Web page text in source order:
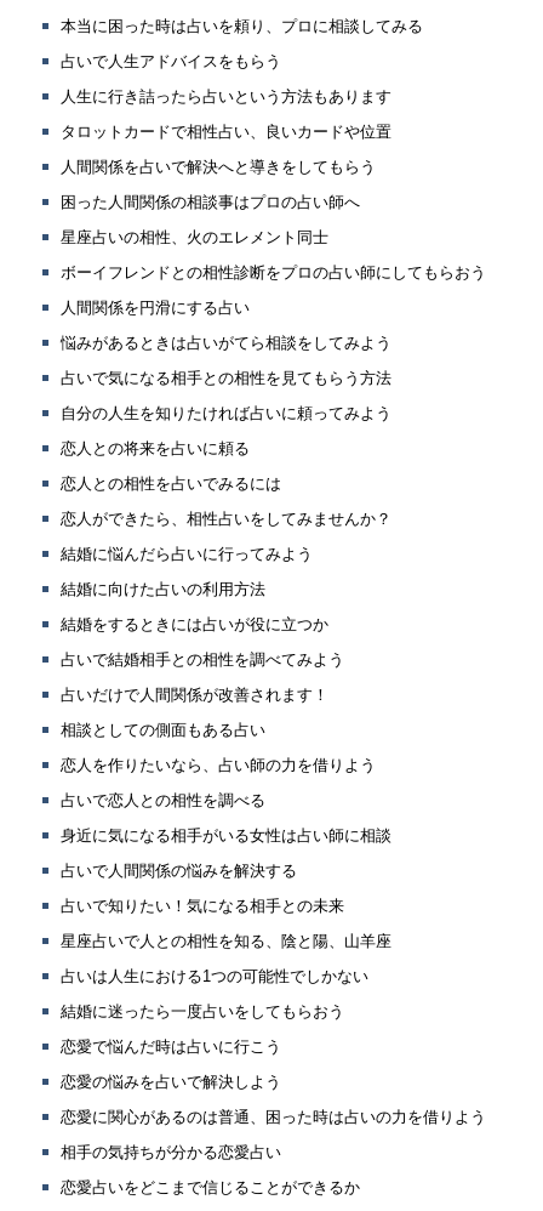
本当に困った時は占いを頼り、プロに相談してみる
占いで人生アドバイスをもらう
人生に行き詰ったら占いという方法もあります
タロットカードで相性占い、良いカードや位置
人間関係を占いで解決へと導きをしてもらう
困った人間関係の相談事はプロの占い師へ
星座占いの相性、火のエレメント同士
ボーイフレンドとの相性診断をプロの占い師にしてもらおう
人間関係を円滑にする占い
悩みがあるときは占いがてら相談をしてみよう
占いで気になる相手との相性を見てもらう方法
自分の人生を知りたければ占いに頼ってみよう
恋人との将来を占いに頼る
恋人との相性を占いでみるには
恋人ができたら、相性占いをしてみませんか？
結婚に悩んだら占いに行ってみよう
結婚に向けた占いの利用方法
結婚をするときには占いが役に立つか
占いで結婚相手との相性を調べてみよう
占いだけで人間関係が改善されます！
相談としての側面もある占い
恋人を作りたいなら、占い師の力を借りよう
占いで恋人との相性を調べる
身近に気になる相手がいる女性は占い師に相談
占いで人間関係の悩みを解決する
占いで知りたい！気になる相手との未来
星座占いで人との相性を知る、陰と陽、山羊座
占いは人生における1つの可能性でしかない
結婚に迷ったら一度占いをしてもらおう
恋愛で悩んだ時は占いに行こう
恋愛の悩みを占いで解決しよう
恋愛に関心があるのは普通、困った時は占いの力を借りよう
相手の気持ちが分かる恋愛占い
恋愛占いをどこまで信じることができるか